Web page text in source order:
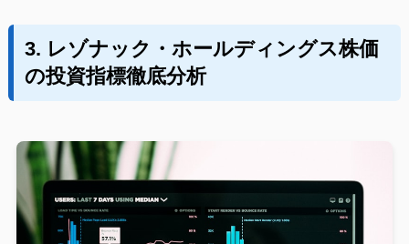
3. レゾナック・ホールディングス株価
の投資指標徹底分析